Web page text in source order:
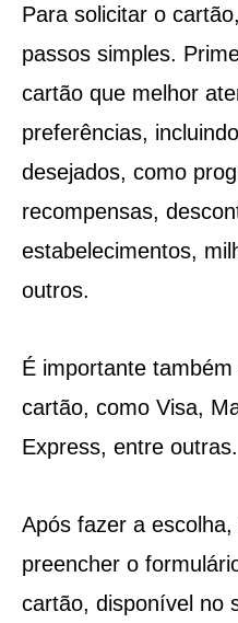
Para solicitar o
passos simples.
cartão que melhor
preferências,
desejados, como
recompensas,
estabelecimentos,
outros.
É importante
cartão, como Visa,
Express, entre outras.
Após fazer a
preencher o
cartão, disponível no